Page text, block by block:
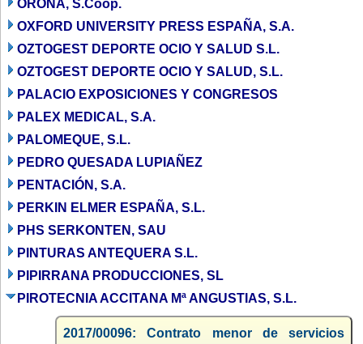
ORONA, S.Coop.
OXFORD UNIVERSITY PRESS ESPAÑA, S.A.
OZTOGEST DEPORTE OCIO Y SALUD S.L.
OZTOGEST DEPORTE OCIO Y SALUD, S.L.
PALACIO EXPOSICIONES Y CONGRESOS
PALEX MEDICAL, S.A.
PALOMEQUE, S.L.
PEDRO QUESADA LUPIAÑEZ
PENTACIÓN, S.A.
PERKIN ELMER ESPAÑA, S.L.
PHS SERKONTEN, SAU
PINTURAS ANTEQUERA S.L.
PIPIRRANA PRODUCCIONES, SL
PIROTECNIA ACCITANA Mª ANGUSTIAS, S.L.
2017/00096: Contrato menor de servicios